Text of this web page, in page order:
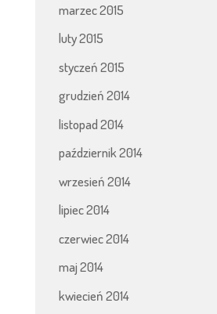
marzec 2015
luty 2015
styczeń 2015
grudzień 2014
listopad 2014
październik 2014
wrzesień 2014
lipiec 2014
czerwiec 2014
maj 2014
kwiecień 2014